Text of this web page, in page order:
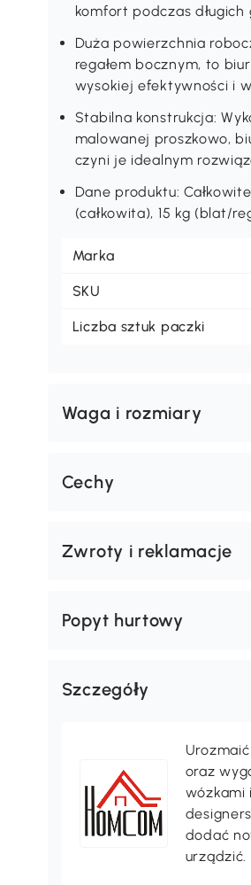
komfort podczas długich
Duża powierzchnia
regałem bocznym, to
wysokiej efektywności i
Stabilna konstrukcja:
malowanej proszkowo,
czyni je idealnym
Dane produktu:
(całkowita), 15 kg (blat/
Marka
SKU
Liczba sztuk paczki
Waga i rozmiary
Cechy
Zwroty i reklamacje
Popyt hurtowy
Szczegóły
oraz
wózkami
dodać
urządzić.